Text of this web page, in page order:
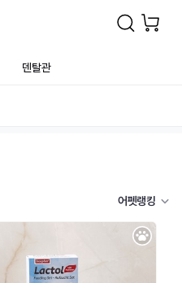
덴탈관
어펫랭킹